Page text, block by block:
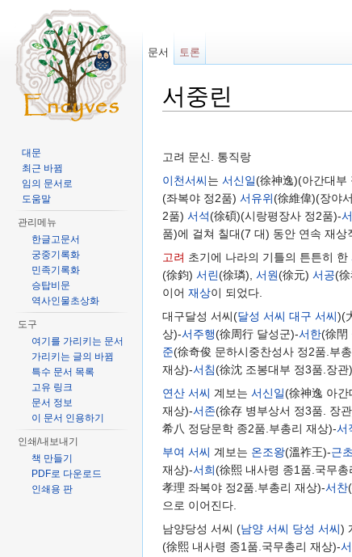
서중린
고려 문신. 통직랑
이천서씨는 서신일(徐神逸)(아간대부
(좌복야 정2품) 서유위(徐維偉)(장야
2품) 서석(徐碩)(시랑평장사 정2품)-
품)에 걸쳐 칠대(7 대) 동안 연속 재상
고려 초기에 나라의 기틀의 튼튼히 한
(徐鈞) 서린(徐璘), 서원(徐元) 서공(
이어 재상이 되었다.
대구달성 서씨(달성 서씨 대구 서씨)(
상)-서주행(徐周行 달성군)-서한(徐閈
준(徐奇俊 문하시중찬성사 정2품.부
재상)-서침(徐沈 조봉대부 정3품.장관)
연산 서씨 계보는 서신일(徐神逸 아
재상)-서존(徐存 병부상서 정3품. 장
希八 정당문학 종2품.부총리 재상)-서
부여 서씨 계보는 온조왕(溫祚王)-근
재상)-서희(徐熙 내사령 종1품.국무총
孝理 좌복야 정2품.부총리 재상)-서찬
으로 이어진다.
남양당성 서씨 (남양 서씨 당성 서씨)
(徐熙 내사령 종1품.국무총리 재상)-
문서 토론
대문
최근 바뀜
임의 문서로
도움말
관리메뉴
한글고문서
궁중기록화
민족기록화
승탑비문
역사인물초상화
도구
여기를 가리키는 문서
가리키는 글의 바뀜
특수 문서 목록
고유 링크
문서 정보
이 문서 인용하기
인쇄/내보내기
책 만들기
PDF로 다운로드
인쇄용 판